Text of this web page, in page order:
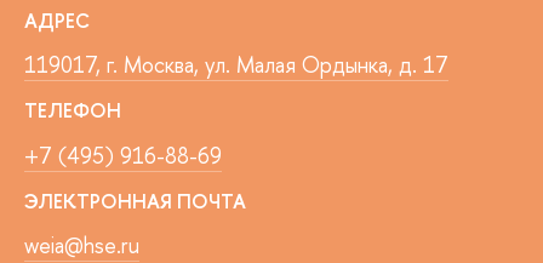
АДРЕС
119017, г. Москва, ул. Малая Ордынка, д. 17
ТЕЛЕФОН
+7 (495) 916-88-69
ЭЛЕКТРОННАЯ ПОЧТА
weia@hse.ru